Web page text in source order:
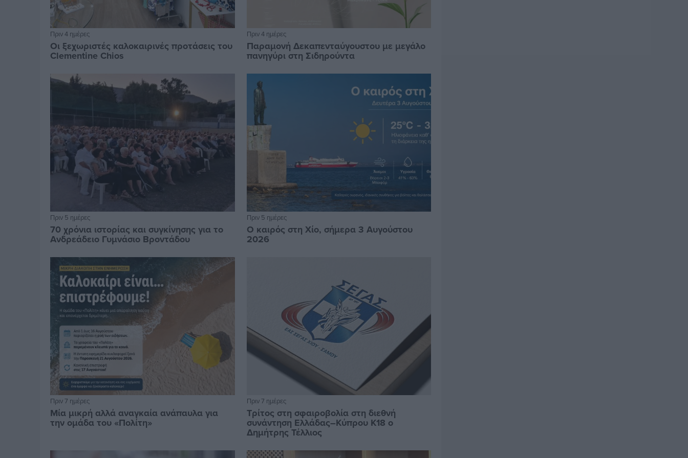
Πριν 4 ημέρες
Οι ξεχωριστές καλοκαιρινές προτάσεις του
Clementine Chios
Πριν 4 ημέρες
Παραμονή Δεκαπενταύγουστου με μεγάλο
πανηγύρι στη Σιδηρούντα
Πριν 5 ημέρες
70 χρόνια ιστορίας και συγκίνησης για το
Ανδρεάδειο Γυμνάσιο Βροντάδου
Πριν 5 ημέρες
Ο καιρός στη Χίο, σήμερα 3 Αυγούστου
2026
Πριν 7 ημέρες
Μία μικρή αλλά αναγκαία ανάπαυλα για
την ομάδα του «Πολίτη»
Πριν 7 ημέρες
Τρίτος στη σφαιροβολία στη διεθνή
συνάντηση Ελλάδας–Κύπρου Κ18 ο
Δημήτρης Τέλλιος